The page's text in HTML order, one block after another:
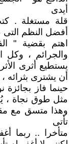
أيدى
قلة مستغلة .
أفضل النظم التى
اهتم بقضية "
والجرائم ، وكل
يستطيع أثرى
أن يشترى بثرائه ،
مثل طوق نجاة ،
وهذا متسق مع
تأتى
متأخرا .. ربما